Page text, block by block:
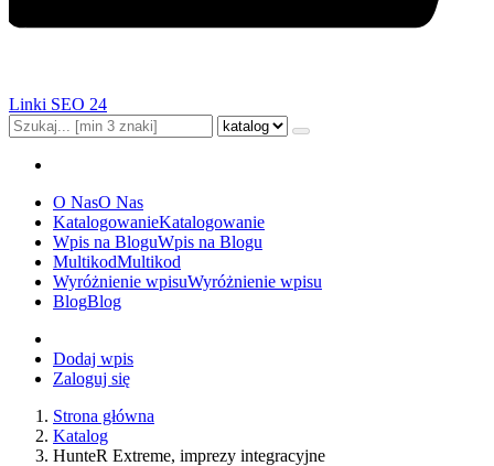
Linki SEO 24
O NasO Nas
KatalogowanieKatalogowanie
Wpis na BloguWpis na Blogu
MultikodMultikod
Wyróżnienie wpisuWyróżnienie wpisu
BlogBlog
Dodaj wpis
Zaloguj się
Strona główna
Katalog
HunteR Extreme, imprezy integracyjne